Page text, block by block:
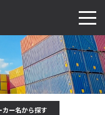
カー名から探す